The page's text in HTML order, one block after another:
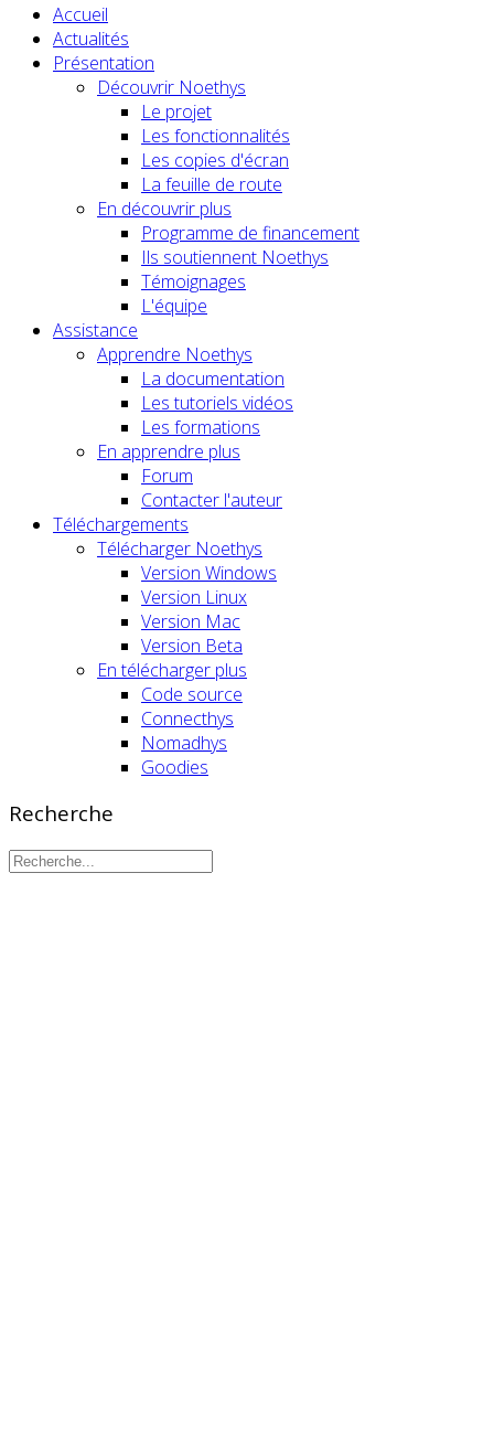
Accueil
Actualités
Présentation
Découvrir Noethys
Le projet
Les fonctionnalités
Les copies d'écran
La feuille de route
En découvrir plus
Programme de financement
Ils soutiennent Noethys
Témoignages
L'équipe
Assistance
Apprendre Noethys
La documentation
Les tutoriels vidéos
Les formations
En apprendre plus
Forum
Contacter l'auteur
Téléchargements
Télécharger Noethys
Version Windows
Version Linux
Version Mac
Version Beta
En télécharger plus
Code source
Connecthys
Nomadhys
Goodies
Recherche